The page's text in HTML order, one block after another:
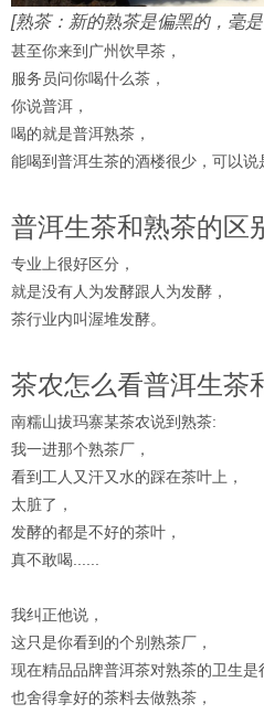
[熟茶：新的熟茶是偏黑的，毫
甚至你来到广州饮早茶，
服务员问你喝什么茶，
你说普洱，
喝的就是普洱熟茶，
能喝到普洱生茶的酒楼很少，可以说
普洱生茶和熟茶的区
专业上很好区分，
就是没有人为发酵跟人为发酵，
茶行业内叫渥堆发酵。
茶农怎么看普洱生茶
南糯山拔玛寨某茶农说到熟茶:
我一进那个熟茶厂，
看到工人又汗又水的踩在茶叶上，
太脏了，
发酵的都是不好的茶叶，
真不敢喝......
我纠正他说，
这只是你看到的个别熟茶厂，
现在精品品牌普洱茶对熟茶的卫生是
也舍得拿好的茶料去做熟茶，